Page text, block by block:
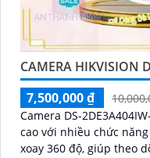
CAMERA HIKVISION
7,500,000 ₫
Camera DS-
cao với nhiều chức năng ưu việt. Camera
xoay 360 độ, giúp theo